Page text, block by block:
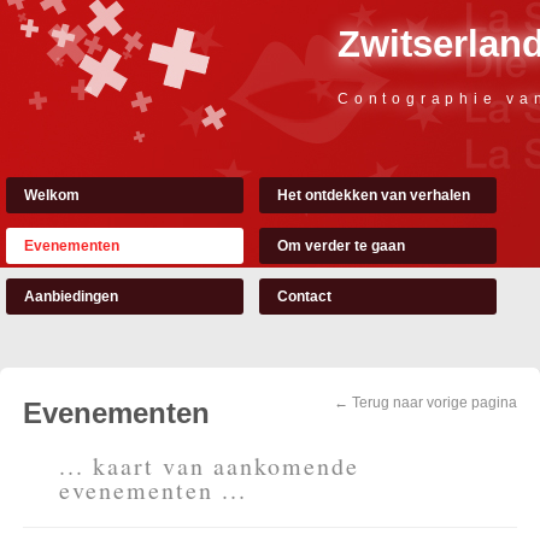
Contographie
Welkom Het ontdekken van verhalen
Evenementen Om verder te gaan
Aanbiedingen Contact
← Terug naar vorige pagina
Evenementen
... kaart van aankomende
evenementen ...